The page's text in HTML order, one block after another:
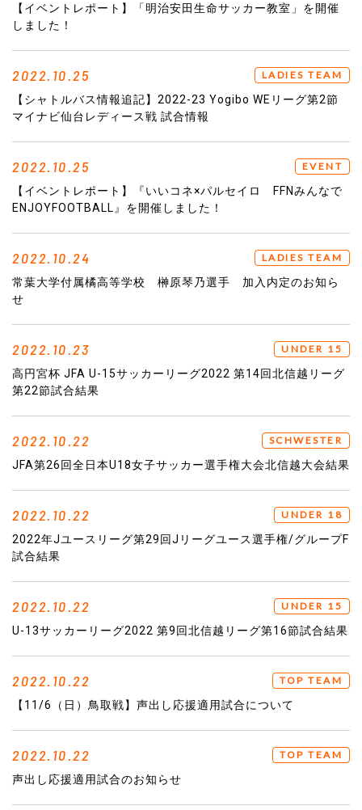
【イベントレポート】「明治安田生命サッカー教室」を開催
しました！
2022.10.25 LADIES TEAM
【シャトルバス情報追記】2022-23 Yogibo WEリーグ第2節
マイナビ仙台レディース戦 試合情報
2022.10.25 EVENT
【イベントレポート】『いいコネ×パルセイロ FFNみんなで
ENJOYFOOTBALL』を開催しました！
2022.10.24 LADIES TEAM
常葉大学付属橘高等学校 榊原琴乃選手 加入内定のお知ら
せ
2022.10.23 UNDER 15
高円宮杯 JFA U-15サッカーリーグ2022 第14回北信越リーグ
第22節試合結果
2022.10.22 SCHWESTER
JFA第26回全日本U18女子サッカー選手権大会北信越大会結果
2022.10.22 UNDER 18
2022年Jユースリーグ第29回Jリーグユース選手権/グループF
試合結果
2022.10.22 UNDER 15
U-13サッカーリーグ2022 第9回北信越リーグ第16節試合結果
2022.10.22 TOP TEAM
【11/6（日）鳥取戦】声出し応援適用試合について
2022.10.22 TOP TEAM
声出し応援適用試合のお知らせ